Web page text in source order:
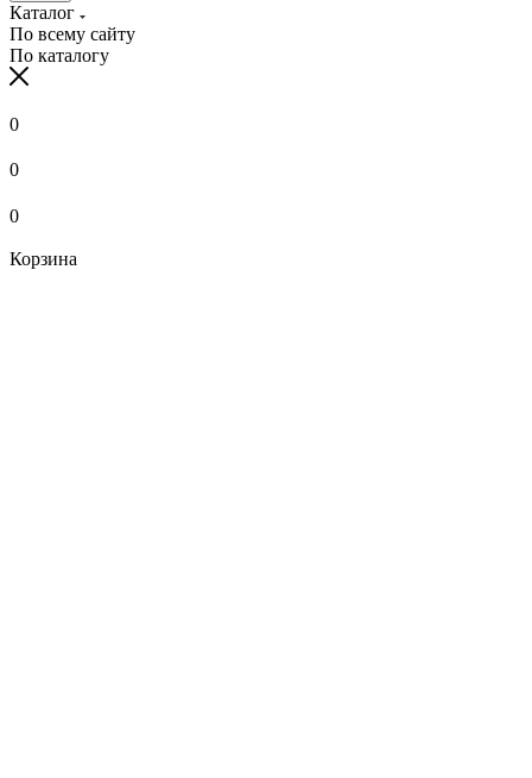
Каталог
По всему сайту
По каталогу
0
0
0
Корзина